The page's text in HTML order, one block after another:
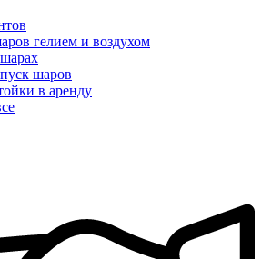
гелием и воздухом
шаров
в аренду